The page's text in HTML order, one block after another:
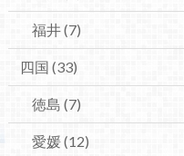
福井(7)
四国 (33)
徳島 (7)
愛媛(12)